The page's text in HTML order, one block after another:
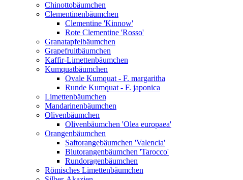
Chinottobäumchen
Clementinenbäumchen
Clementine 'Kinnow'
Rote Clementine 'Rosso'
Granatapfelbäumchen
Grapefruitbäumchen
Kaffir-Limettenbäumchen
Kumquatbäumchen
Ovale Kumquat - F. margaritha
Runde Kumquat - F. japonica
Limettenbäumchen
Mandarinenbäumchen
Olivenbäumchen
Olivenbäumchen 'Olea europaea'
Orangenbäumchen
Saftorangebäumchen 'Valencia'
Blutorangenbäumchen 'Tarocco'
Rundoragenbäumchen
Römisches Limettenbäumchen